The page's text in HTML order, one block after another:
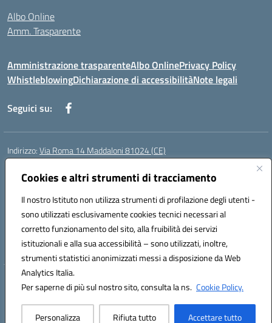
Cookies e altri strumenti di tracciamento
Il nostro Istituto non utilizza strumenti di profilazione degli utenti -
sono utilizzati esclusivamente cookies tecnici necessari al
corretto funzionamento del sito, alla fruibilità dei servizi
istituzionali e alla sua accessibilità – sono utilizzati, inoltre,
strumenti statistici anonimizzati messi a disposizione da Web
Analytics Italia.
Per saperne di più sul nostro sito, consulta la ns. Cookie Policy.
Personalizza Rifiuta tutto Accettare tutto
Albo Online
Amm. Trasparente
Amministrazione trasparenteAlbo OnlinePrivacy Policy
WhistleblowingDichiarazione di accessibilitàNote legali
Seguici su:
Indirizzo:Via Roma 14 Maddaloni 81024 (CE)
Centralino:
Posta elettronica certificata (PEC):ceic8an00r@pec.istruzione.it
Codice fiscale: 80006190617
Codice meccanografico:CEIC8AN00R
Codice Indice delle Pubbliche Amministrazioni (IPA): icmvce
Codice unico di fatturazione (CUF): UFORSV
Hosting & Powered by 3D Solution S.r.l.
Concept & Design by Designers Italia